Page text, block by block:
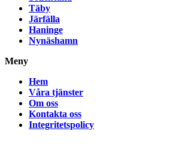
Täby
Järfälla
Haninge
Nynäshamn
Meny
Hem
Våra tjänster
Om oss
Kontakta oss
Integritetspolicy